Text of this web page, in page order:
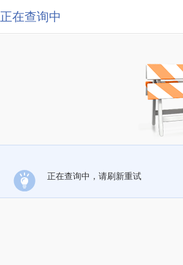
正在查询中
正在查询中，请刷新重试